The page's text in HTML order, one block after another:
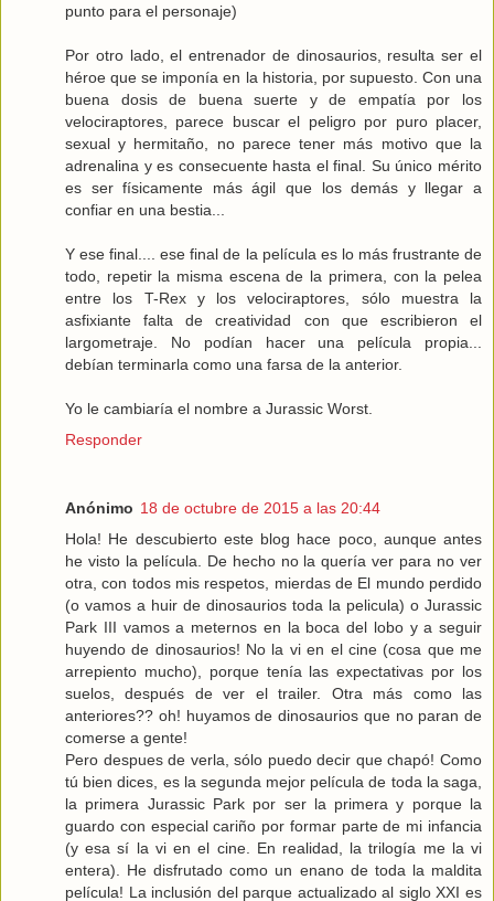
punto para el personaje)
Por otro lado, el entrenador de dinosaurios, resulta ser el
héroe que se imponía en la historia, por supuesto. Con una
buena dosis de buena suerte y de empatía por los
velociraptores, parece buscar el peligro por puro placer,
sexual y hermitaño, no parece tener más motivo que la
adrenalina y es consecuente hasta el final. Su único mérito
es ser físicamente más ágil que los demás y llegar a
confiar en una bestia...
Y ese final.... ese final de la película es lo más frustrante de
todo, repetir la misma escena de la primera, con la pelea
entre los T-Rex y los velociraptores, sólo muestra la
asfixiante falta de creatividad con que escribieron el
largometraje. No podían hacer una película propia...
debían terminarla como una farsa de la anterior.
Yo le cambiaría el nombre a Jurassic Worst.
Responder
Anónimo 18 de octubre de 2015 a las 20:44
Hola! He descubierto este blog hace poco, aunque antes
he visto la película. De hecho no la quería ver para no ver
otra, con todos mis respetos, mierdas de El mundo perdido
(o vamos a huir de dinosaurios toda la pelicula) o Jurassic
Park III vamos a meternos en la boca del lobo y a seguir
huyendo de dinosaurios! No la vi en el cine (cosa que me
arrepiento mucho), porque tenía las expectativas por los
suelos, después de ver el trailer. Otra más como las
anteriores?? oh! huyamos de dinosaurios que no paran de
comerse a gente!
Pero despues de verla, sólo puedo decir que chapó! Como
tú bien dices, es la segunda mejor película de toda la saga,
la primera Jurassic Park por ser la primera y porque la
guardo con especial cariño por formar parte de mi infancia
(y esa sí la vi en el cine. En realidad, la trilogía me la vi
entera). He disfrutado como un enano de toda la maldita
película! La inclusión del parque actualizado al siglo XXI es